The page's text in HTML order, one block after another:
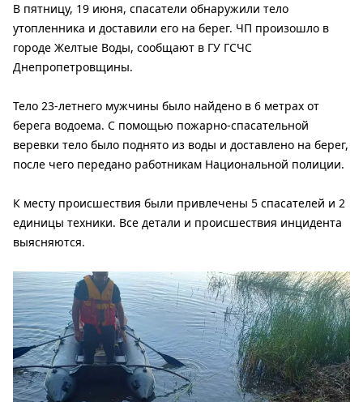
В пятницу, 19 июня, спасатели обнаружили тело
утопленника и доставили его на берег. ЧП произошло в
городе Желтые Воды, сообщают в ГУ ГСЧС
Днепропетровщины.
Тело 23-летнего мужчины было найдено в 6 метрах от
берега водоема. С помощью пожарно-спасательной
веревки тело было поднято из воды и доставлено на берег,
после чего передано работникам Национальной полиции.
К месту происшествия были привлечены 5 спасателей и 2
единицы техники. Все детали и происшествия инцидента
выясняются.